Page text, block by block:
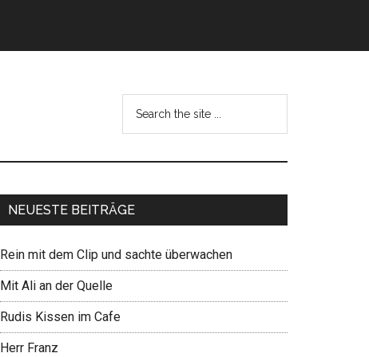
NEUESTE BEITRÄGE
Rein mit dem Clip und sachte überwachen
Mit Ali an der Quelle
Rudis Kissen im Cafe
Herr Franz